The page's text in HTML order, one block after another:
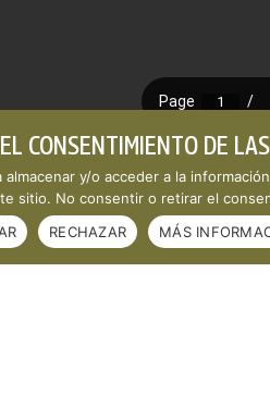
CONSENTIMIENTO DE
y/o acceder a la
sitio. No consentir o retirar el
RECHAZAR MÁS